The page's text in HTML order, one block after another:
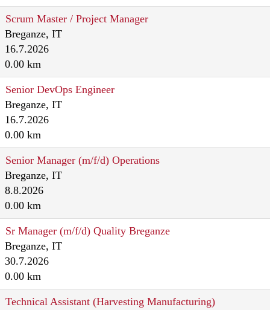
Scrum Master / Project Manager
Breganze, IT
16.7.2026
0.00 km
Senior DevOps Engineer
Breganze, IT
16.7.2026
0.00 km
Senior Manager (m/f/d) Operations
Breganze, IT
8.8.2026
0.00 km
Sr Manager (m/f/d) Quality Breganze
Breganze, IT
30.7.2026
0.00 km
Technical Assistant (Harvesting Manufacturing)